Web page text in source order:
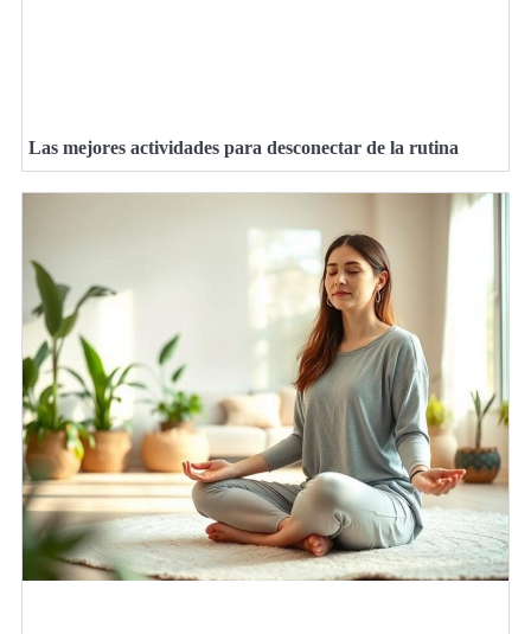
Las mejores actividades para desconectar de la rutina